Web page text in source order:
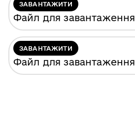
ЗАВАНТАЖИТИ
Файл для завантаження
ЗАВАНТАЖИТИ
Файл для завантаження